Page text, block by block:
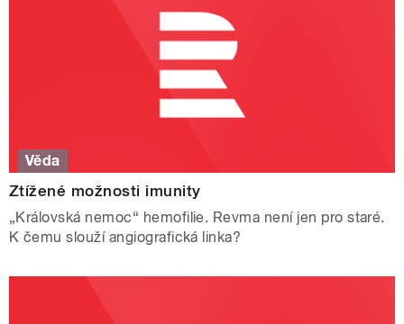
Věda
Ztížené možnosti imunity
„Královská nemoc“ hemofilie. Revma není jen pro staré.
K čemu slouží angiografická linka?